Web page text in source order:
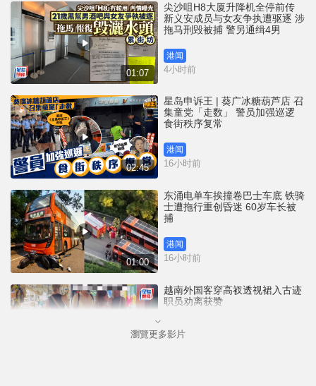
01:07
尖沙咀H8大厦升降机全停前传
新义安成员与女友争执遭驱逐 涉
拖马刑毁被捕 警另通缉4男
港闻
4小时前
02:45
星岛申诉王 | 葵广冰糖葫芦店 召
集童党「走数」 警员加强巡逻
食街秩序复常
港闻
16小时前
01:00
东涌电单车挨撞卷巴士车底 铁骑
士遭拖行重创昏迷 60岁车长被
捕
港闻
16小时前
越南外国客穿高衩透视裙入古迹
职员劝离获赞
国际
瀏覽更多影片